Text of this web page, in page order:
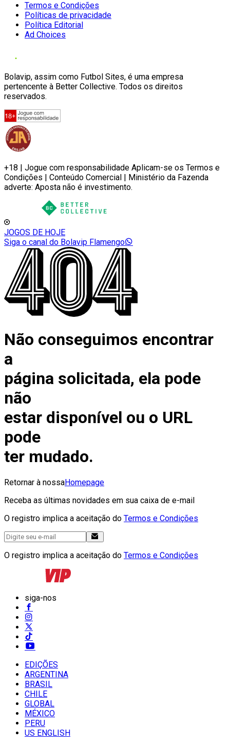
Termos e Condições
Políticas de privacidade
Política Editorial
Ad Choices
Bolavip, assim como Futbol Sites, é uma empresa
pertencente à Better Collective. Todos os direitos
reservados.
+18 | Jogue com responsabilidade Aplicam-se os Termos e
Condições | Conteúdo Comercial | Ministério da Fazenda
adverte: Aposta não é investimento.
JOGOS DE HOJE
Siga o canal do Bolavip Flamengo
Não conseguimos encontrar
a
página solicitada, ela pode
não
estar disponível ou o URL
pode
ter mudado.
Retornar à nossaHomepage
Receba as últimas novidades em sua caixa de e-mail
O registro implica a aceitação do Termos e Condições
O registro implica a aceitação do Termos e Condições
siga-nos
EDIÇÕES
ARGENTINA
BRASIL
CHILE
GLOBAL
MÉXICO
PERU
US ENGLISH